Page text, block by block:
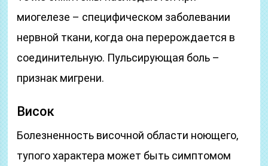
миогелезе – специфическом заболевании
нервной ткани, когда она перерождается в
соединительную. Пульсирующая боль –
признак мигрени.
Висок
Болезненность височной области ноющего,
тупого характера может быть симптомом